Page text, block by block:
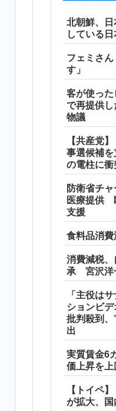
北朝鮮、日
している日
フェミさ
す」
客が使っ
で再提供
物議
【共産党
事選候補を
の電柱に
防衛省チ
医療提供
支援
食料品消
消費減税
承 宮沢洋
「主役は
ションビ
批判殺到、
出
実質賃金6
価上昇を上
【トイペ
が拡大、